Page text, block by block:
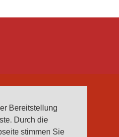
Bereitstellung
Durch die
stimmen Sie